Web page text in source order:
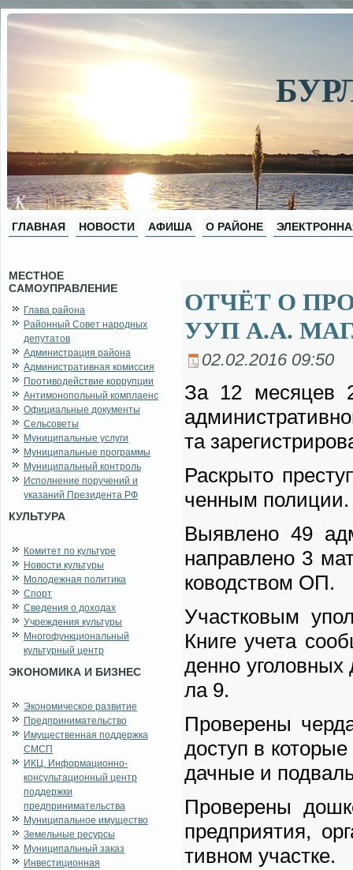
ГЛАВНАЯ НОВОСТИ АФИША О РАЙОНЕ
МЕСТНОЕ
САМОУПРАВЛЕНИЕ
Глава района
Районный Совет народных
депутатов
Администрация района
Административная комиссия
Противодействие коррупции
Антимонопольный комплаенс
Официальные документы
Сельсоветы
Муниципальные услуги
Муниципальные программы
Муниципальный контроль
Исполнение поручений и
указаний Президента РФ
КУЛЬТУРА
Комитет по культуре
Новости культуры
Молодежная политика
Спорт
Сведения о доходах
Учреждения культуры
Многофункциональный
культурный центр
ЭКОНОМИКА И БИЗНЕС
Экономическое развитие
Предпринимательство
Имущественная поддержка
СМСП
ИКЦ. Информационно-
консультационный центр
поддержки
предпринимательства
Муниципальное имущество
Земельные ресурсы
Муниципальный заказ
Инвестиционная
ОТЧЁТ О
УУП А.А.
02.02.2016 09:50
За 12 ме­ся­цев
та
Рас­кры­то
чен­ным по­ли­ции.
Вы­яв­ле­но 49
на­прав­ле­но 3
ко­вод­ством ОП.
Участ­ко­вым
Кни­ге уче­та
ден­но уго­лов­ных
ла 9.
Про­ве­ре­ны
до­ступ в
дач­ные и
Про­ве­ре­ны
пред­при­я­тия,
тив­ном участ­ке.